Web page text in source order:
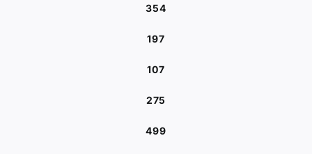
354
197
107
275
499